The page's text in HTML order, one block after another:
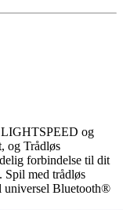
LIGHTSPEED og
og Trådløs
forbindelse til dit
Spil med trådløs
universel Bluetooth®